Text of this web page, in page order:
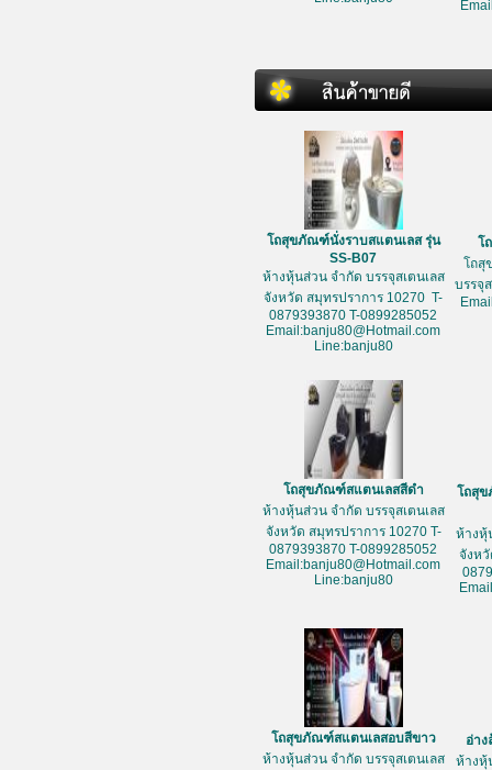
โถสุขภัณฑ์นั่งราบสแตนเลส รุ่น
SS-B07
ห้างหุ้นส่วน จำกัด บรรจุสเตนเลส
จังหวัด สมุทรปราการ 10270 T-
0879393870 T-0899285052
Email:banju80@Hotmail.com
Line:banju80
โ
โถสุ
บรรจุ
โถสุขภัณฑ์สแตนเลสสีดำ
ห้างหุ้นส่วน จำกัด บรรจุสเตนเลส
จังหวัด สมุทรปราการ 10270 T-
0879393870 T-0899285052
Email:banju80@Hotmail.com
Line:banju80
โถสุ
ห้างหุ้
จังห
โถสุขภัณฑ์สแตนเลสอบสีขาว
ห้างหุ้นส่วน จำกัด บรรจุสเตนเลส
อ่า
ห้างหุ้